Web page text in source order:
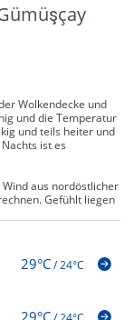
Wolkendecke und
und die Temperatur
und teils heiter und
ist es
aus nordöstlicher
Gefühlt liegen
29°C/24°C